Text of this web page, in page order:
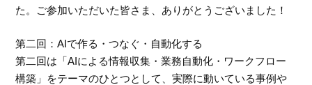
た。ご参加いただいた皆さま、ありがとうございました！
第二回：AIで作る・つなぐ・自動化する
第二回は「AIによる情報収集・業務自動化・ワークフロー
構築」をテーマのひとつとして、実際に動いている事例や